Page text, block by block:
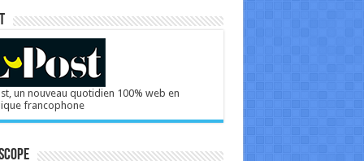
un nouveau quotidien 100% web en
francophone